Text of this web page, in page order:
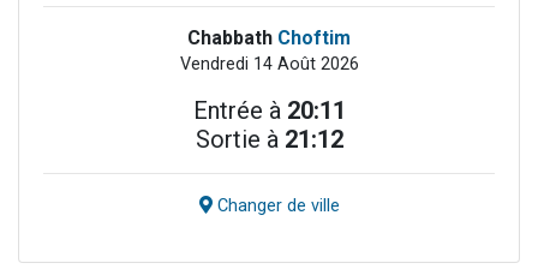
Chabbath Choftim
Vendredi 14 Août 2026
Entrée à 20:11
Sortie à 21:12
Changer de ville